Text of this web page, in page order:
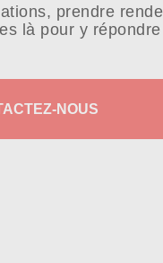
prendre
là pour y
NOUS